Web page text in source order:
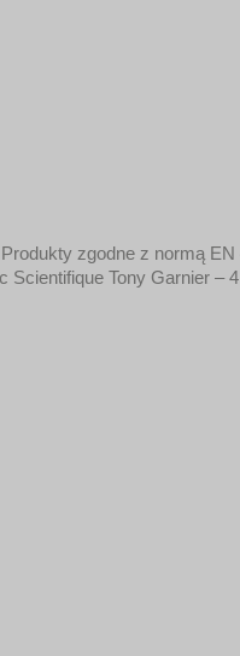
zgodne z normą
Tony Garnier –